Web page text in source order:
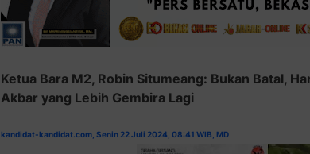
Ketua Bara M2, Robin Situmeang: Bukan Batal,
Akbar yang Lebih Gembira Lagi
kandidat-kandidat.com, Senin 22 Juli 2024, 08:41 WIB, MD